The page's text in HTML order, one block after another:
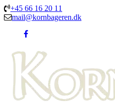
+45 66 16 20 11
mail@kornbageren.dk